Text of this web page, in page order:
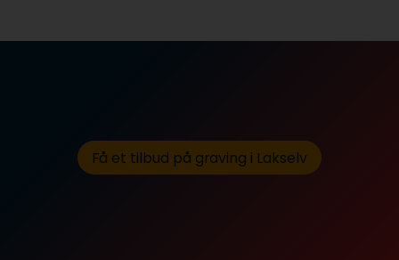
Få et tilbud på graving i Lakselv